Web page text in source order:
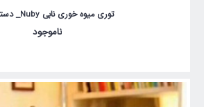
توری میوه خوری نابی Nuby_ دسته توپر
ناموجود